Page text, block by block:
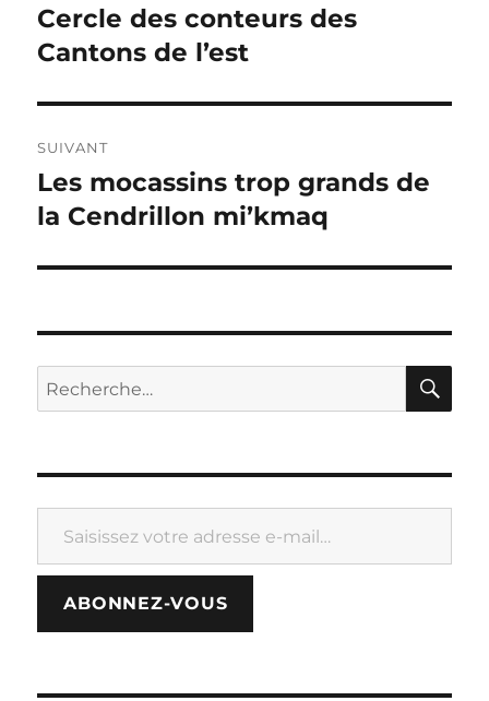
l’article
précédente :
Cercle des conteurs des
Cantons de l’est
SUIVANT
Publication
suivante :
Les mocassins trop grands de
la Cendrillon mi’kmaq
Recherche
pour :
Saisissez votre adresse e-mail…
ABONNEZ-VOUS